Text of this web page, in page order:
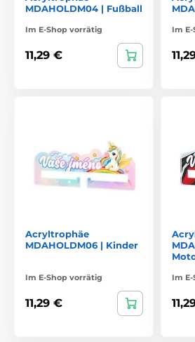
MDAHOLDM04 | Fußball
Im E-Shop vorrätig
11,29 €
Im
Acryltrophäe
MDAHOLDM06 | Kinder
Im E-Shop vorrätig
11,29 €
Im